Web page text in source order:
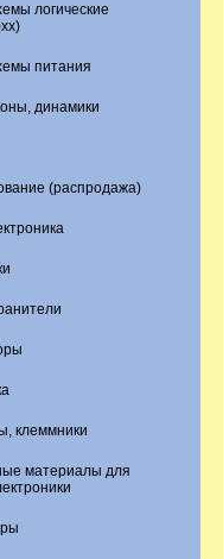
логические
питания
динамики
(распродажа)
клеммники
материалы для